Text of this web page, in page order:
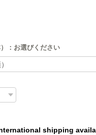
：お選びください
shipping